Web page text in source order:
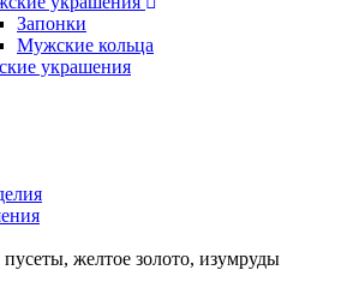
Запонки
Мужские кольца
украшения
пусеты, желтое золото, изумруды